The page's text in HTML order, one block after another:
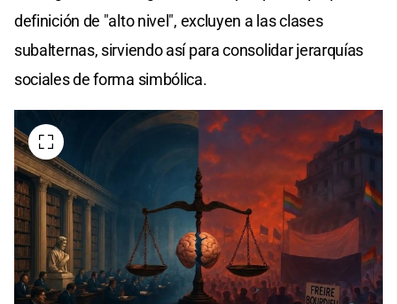
definición de "alto nivel", excluyen a las clases
subalternas, sirviendo así para consolidar jerarquías
sociales de forma simbólica.